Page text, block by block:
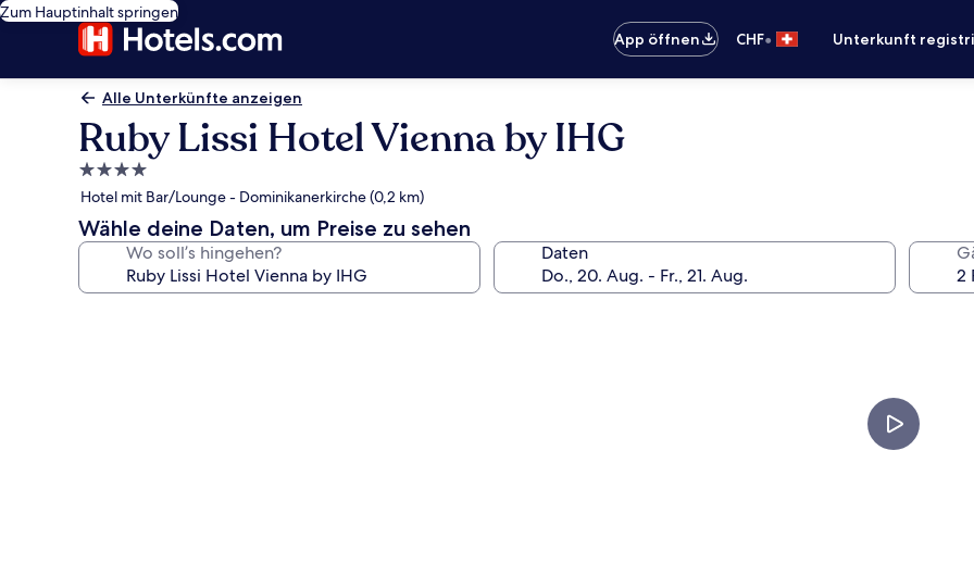
Zum Hauptinhalt springen
App öffnen
CHF• Unterkunft
Alle Unterkünfte anzeigen
Ruby Lissi Hotel Vienna by IHG
4.0-
Sterne-
Unterkunft
Hotel mit Bar/Lounge - Dominikanerkirche (0,2 km)
Wähle deine Daten, um Preise zu sehen
Wo soll’s hingehen? Daten